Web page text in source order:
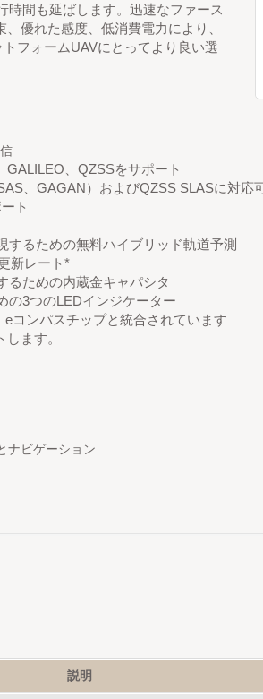
時間も延ばします。迅速なファース
優れた感度、低消費電力により、
フォームUAVにとってより良い選
、QZSSをサポート
、GAGAN）およびQZSS SLASに対応
ト
するための無料ハイブリッド軌道予測
新レート*
るための内蔵金キャパシタ
の3つのLEDインジケーター
eコンパスチップと統合されています
ます。
ナビゲーション
説明